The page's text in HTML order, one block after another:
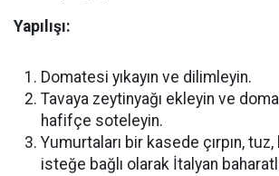
Yapılışı:
Domatesi yıkayın ve dilimleyin.
Tavaya zeytinyağı ekleyin ve
hafifçe soteleyin.
Yumurtaları bir kasede çırpın,
isteğe bağlı olarak İtalyan